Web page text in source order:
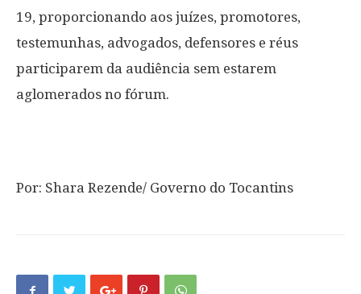
19, proporcionando aos juízes, promotores,
testemunhas, advogados, defensores e réus
participarem da audiência sem estarem
aglomerados no fórum.
Por: Shara Rezende/ Governo do Tocantins